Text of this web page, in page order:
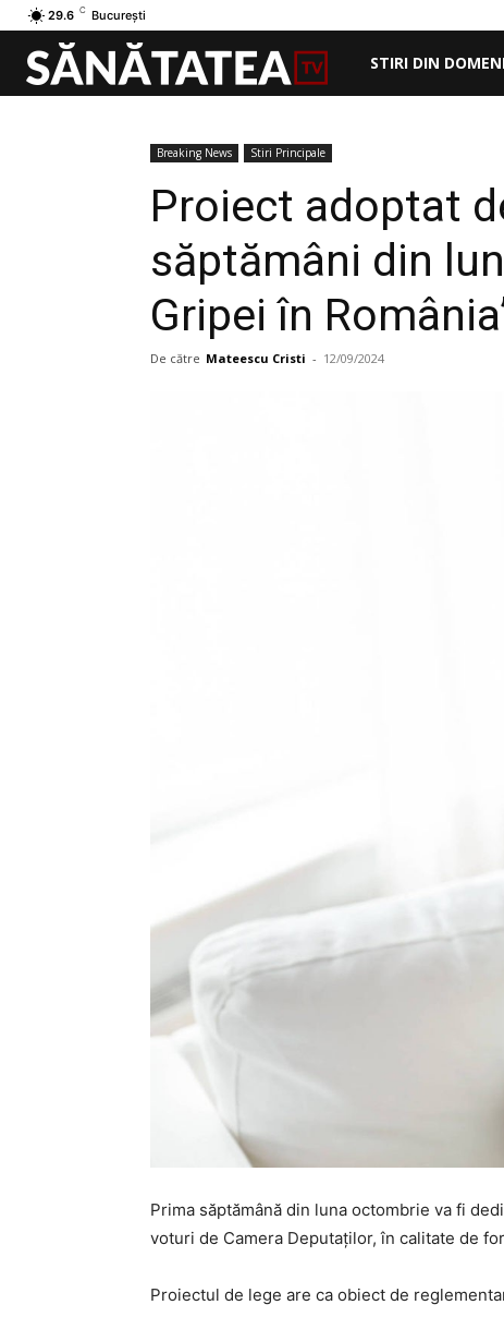
29.6 C București
STIRI DIN
Breaking News Stiri Principale
Proiect adoptat
săptămâni din
Gripei în
De către Mateescu Cristi - 12/09/2024
Prima săptămână din luna octombrie va fi
voturi de Camera Deputaţilor, în calitate de
Proiectul de lege are ca obiect de